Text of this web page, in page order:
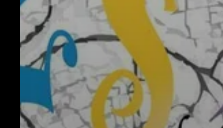
Commerçants
Fiesta
Espace Pro
Équipes